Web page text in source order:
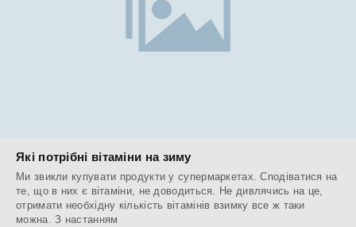
Які потрібні вітаміни на зиму
Ми звикли купувати продукти у супермаркетах. Сподіватися на
те, що в них є вітаміни, не доводиться. Не дивлячись на це,
отримати необхідну кількість вітамінів взимку все ж таки
можна. З настанням